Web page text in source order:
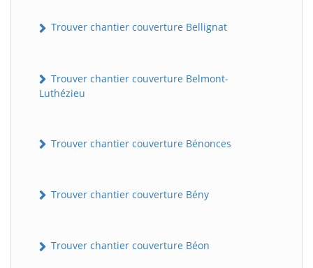
Trouver chantier couverture Bellignat
Trouver chantier couverture Belmont-
Luthézieu
Trouver chantier couverture Bénonces
Trouver chantier couverture Bény
Trouver chantier couverture Béon